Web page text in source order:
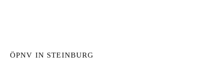
ÖPNV IN STEINBURG